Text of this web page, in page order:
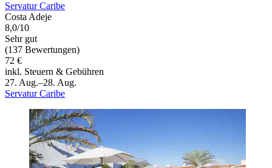
Servatur Caribe
Costa Adeje
8,0/10
Sehr gut
(137 Bewertungen)
72 €
inkl. Steuern & Gebühren
27. Aug.–28. Aug.
Servatur Caribe